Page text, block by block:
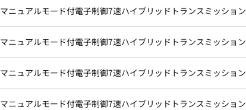
マニュアルモード付電子制御7速ハイブリッドトランスミッション
マニュアルモード付電子制御7速ハイブリッドトランスミッション
マニュアルモード付電子制御7速ハイブリッドトランスミッション
マニュアルモード付電子制御7速ハイブリッドトランスミッション